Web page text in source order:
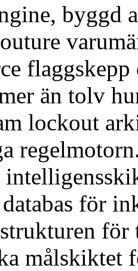
byggd
än tolv
lockout
för
målskiktet